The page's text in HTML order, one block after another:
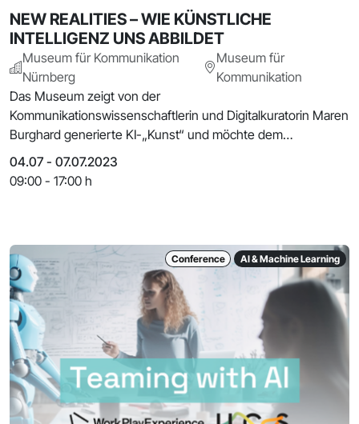
NEW REALITIES – WIE KÜNSTLICHE
INTELLIGENZ UNS ABBILDET
Museum für Kommunikation
Nürnberg
Museum für
Kommunikation
Das Museum zeigt von der
Kommunikationswissenschaftlerin und Digitalkuratorin Maren
Burghard generierte KI-„Kunst“ und möchte dem
gemeinsamen Austausch und der
04.07 - 07.07.2023
09:00 - 17:00 h
Conference AI & Machine Learning